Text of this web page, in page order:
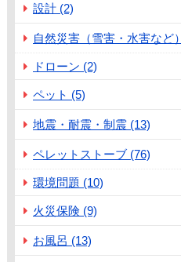
設計 (2)
自然災害（雪害・水害など
ドローン (2)
ペット (5)
地震・耐震・制震 (13)
ペレットストーブ (76)
環境問題 (10)
火災保険 (9)
お風呂 (13)